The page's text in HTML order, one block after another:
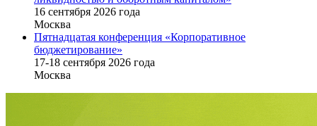
16 cентября 2026 года
Москва
Пятнадцатая конференция «Корпоративное
бюджетирование»
17-18 сентября 2026 года
Москва